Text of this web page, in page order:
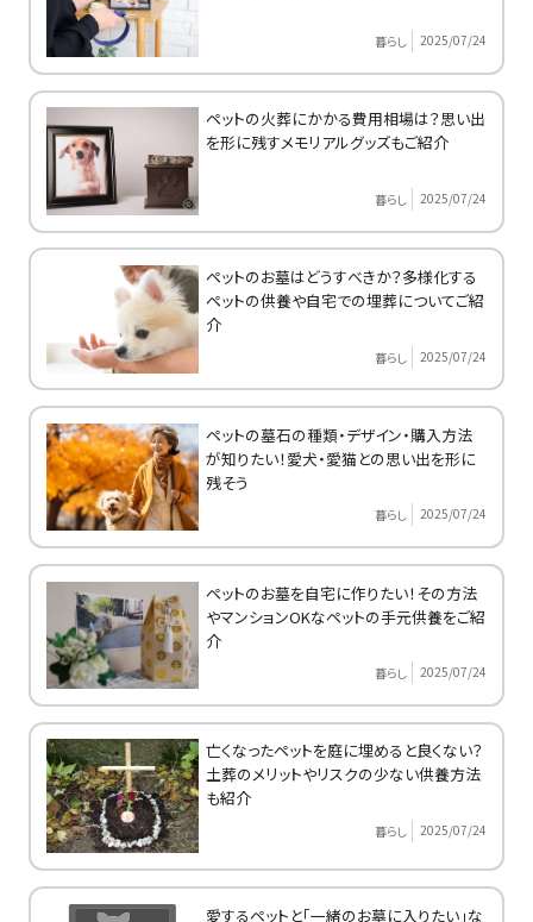
暮らし 2025/07/24
ペットの火葬にかかる費用相場は？思い出
を形に残すメモリアルグッズもご紹介
暮らし 2025/07/24
ペットのお墓はどうすべきか？多様化する
ペットの供養や自宅での埋葬についてご紹
介
暮らし 2025/07/24
ペットの墓石の種類・デザイン・購入方法
が知りたい！愛犬・愛猫との思い出を形に
残そう
暮らし 2025/07/24
ペットのお墓を自宅に作りたい！その方法
やマンションOKなペットの手元供養をご紹
介
暮らし 2025/07/24
亡くなったペットを庭に埋めると良くない？
土葬のメリットやリスクの少ない供養方法
も紹介
暮らし 2025/07/24
愛するペットと「一緒のお墓に入りたい」な